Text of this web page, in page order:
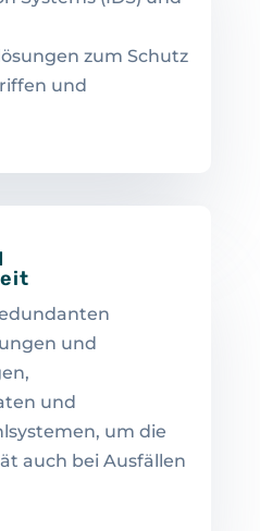
zum Schutz
und
und
und
um die
auch bei Ausfällen